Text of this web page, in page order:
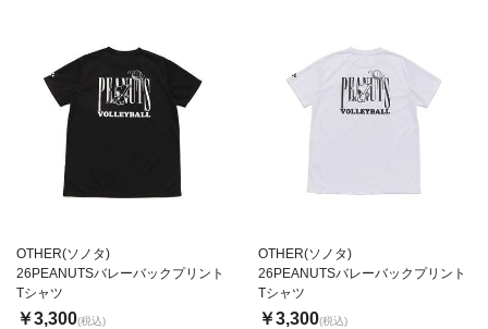
OTHER(ソノタ)
26PEANUTSバレーバックプリント
Tシャツ
￥3,300(税込)
OTHER(ソノタ)
26PEANUTSバレーバックプリント
Tシャツ
￥3,300(税込)